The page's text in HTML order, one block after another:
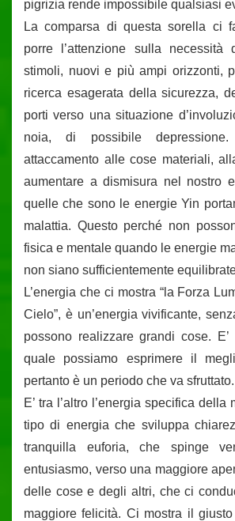
pigrizia rende impossibile qualsiasi
La comparsa di questa sorella ci
porre l’attenzione sulla necessità
stimoli, nuovi e più ampi orizzonti,
ricerca esagerata della sicurezza,
porti verso una situazione
noia, di possibile
attaccamento alle cose materiali,
aumentare a dismisura nel nostro
quelle che sono le energie Yin
malattia. Questo perché non
fisica e mentale quando le energie
non siano sufficientemente
L’energia che ci mostra “la Forza
Cielo”, è un’energia vivificante,
possono realizzare grandi cose. E’
quale possiamo esprimere il
pertanto è un periodo che va sfruttato.
E’ tra l’altro l’energia specifica della
tipo di energia che sviluppa
tranquilla euforia, che spinge
entusiasmo, verso una maggiore
delle cose e degli altri, che ci
maggiore felicità. Ci mostra il